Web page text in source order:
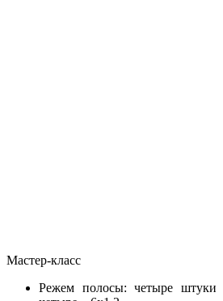
Мастер-класс
Режем полосы: четыре штуки